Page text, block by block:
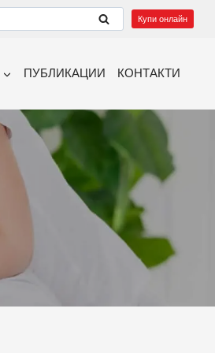
Купи онлайн
ПУБЛИКАЦИИ КОНТАКТИ